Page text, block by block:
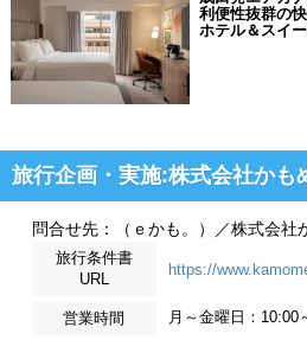
利便性抜群の
ホテル＆スイ
旅行企画・実施:株式会社かも
問合せ先：（ｅかも。）／株式会社
旅行条件書
URL
https://
営業時間 月～金曜日：10:00